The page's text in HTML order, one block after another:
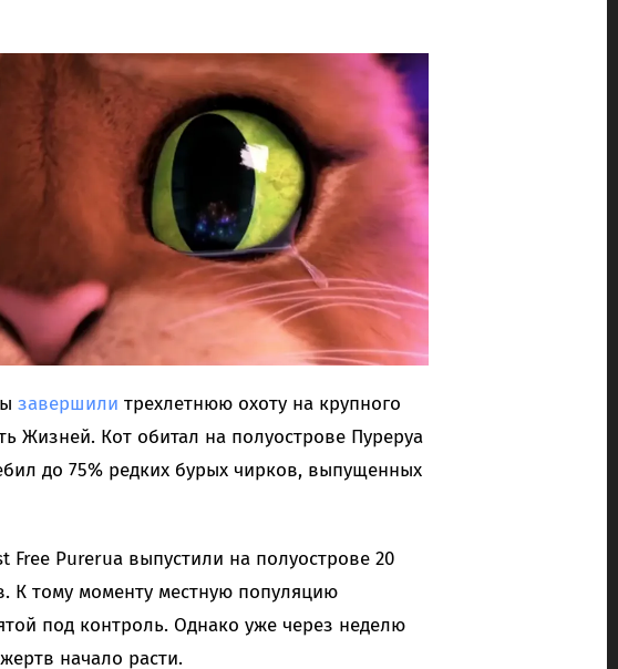
завершили трехлетнюю охоту на крупного
Жизней. Кот обитал на полуострове Пуреруа
до 75% редких бурых чирков, выпущенных
Free Purerua выпустили на полуострове 20
К тому моменту местную популяцию
под контроль. Однако уже через неделю
начало расти.